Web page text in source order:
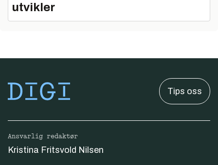
utvikler
Tips oss
Ansvarlig redaktør
Kristina Fritsvold Nilsen